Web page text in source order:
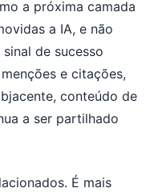
a próxima camada
a IA, e não
de sucesso
e citações,
conteúdo de
a ser partilhado
É mais